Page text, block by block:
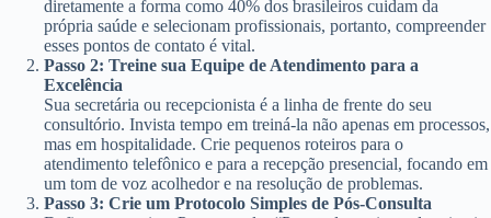
diretamente a forma como 40% dos brasileiros cuidam da
própria saúde e selecionam profissionais, portanto, compreender
esses pontos de contato é vital.
Passo 2: Treine sua Equipe de Atendimento para a
Excelência
Sua secretária ou recepcionista é a linha de frente do seu
consultório. Invista tempo em treiná-la não apenas em processos,
mas em hospitalidade. Crie pequenos roteiros para o
atendimento telefônico e para a recepção presencial, focando em
um tom de voz acolhedor e na resolução de problemas.
Passo 3: Crie um Protocolo Simples de Pós-Consulta